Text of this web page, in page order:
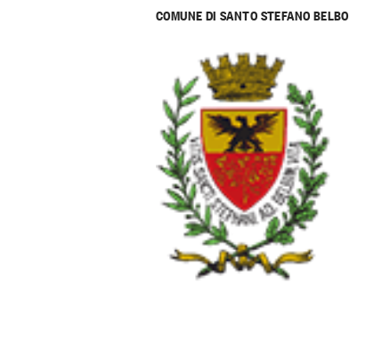
COMUNE DI SANTO STEFANO BELBO